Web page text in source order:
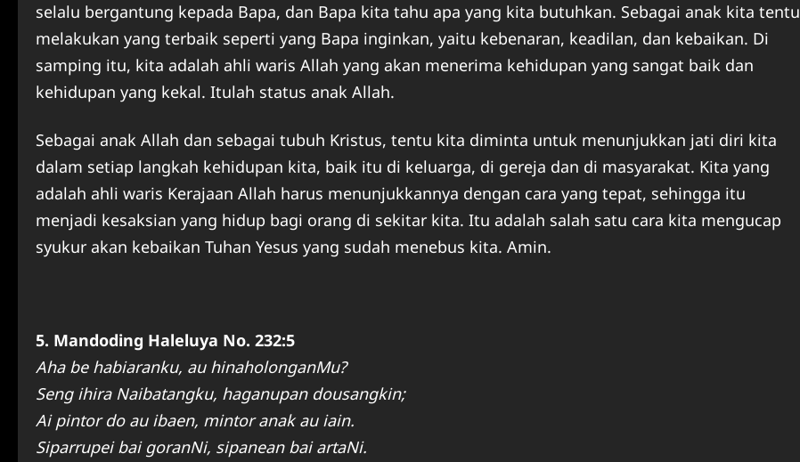
selalu bergantung kepada Bapa, dan Bapa kita tahu apa yang kita butuhkan. Sebagai anak kita tentu
melakukan yang terbaik seperti yang Bapa inginkan, yaitu kebenaran, keadilan, dan kebaikan. Di
samping itu, kita adalah ahli waris Allah yang akan menerima kehidupan yang sangat baik dan
kehidupan yang kekal. Itulah status anak Allah.
Sebagai anak Allah dan sebagai tubuh Kristus, tentu kita diminta untuk menunjukkan jati diri kita
dalam setiap langkah kehidupan kita, baik itu di keluarga, di gereja dan di masyarakat. Kita yang
adalah ahli waris Kerajaan Allah harus menunjukkannya dengan cara yang tepat, sehingga itu
menjadi kesaksian yang hidup bagi orang di sekitar kita. Itu adalah salah satu cara kita mengucap
syukur akan kebaikan Tuhan Yesus yang sudah menebus kita. Amin.
5. Mandoding Haleluya No. 232:5
Aha be habiaranku, au hinaholonganMu?
Seng ihira Naibatangku, haganupan dousangkin;
Ai pintor do au ibaen, mintor anak au iain.
Siparrupei bai goranNi, sipanean bai artaNi.